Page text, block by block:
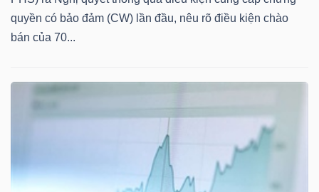
quyền có bảo đảm (CW) lần đầu, nêu rõ điều kiện chào
bán của 70...
CHÍNH
CÔNG